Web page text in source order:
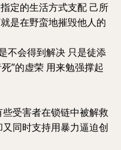
定的生活方式支配 己所
是在野蛮地摧毁他人的
不会得到解决 只是徒添
”的虚荣 用来勉强撑起
受害者在锁链中被解救
同时支持用暴力逼迫创